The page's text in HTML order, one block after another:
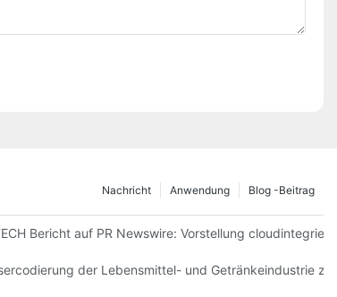
Blog -Beitrag
Anwendung
Nachricht
ab
Bericht auf PR Newswire: Vorstellung
Verpackungender Lebensmittel- und Getränkeindustrie